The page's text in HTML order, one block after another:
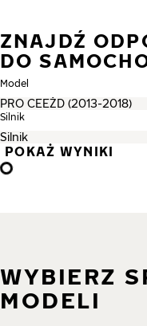
ZNAJDŹ
DO
Model
Silnik
POKAŻ WYNIKI
WYBIERZ
MODELI